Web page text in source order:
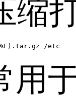
缩
/etc
用